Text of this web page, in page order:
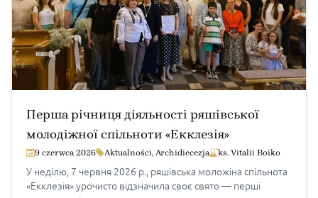
Перша річниця діяльності ряшівської
молодіжної спільноти «Екклезія»
9 czerwca 2026 Aktualności, Archidiecezja ks. Vitalii Boiko
У неділю, 7 червня 2026 р., ряшівська моложіна спільнота
«Екклезія» урочисто відзначила своє свято — перші